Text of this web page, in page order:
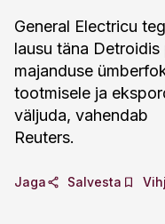
General Electricu
lausu täna
majanduse
tootmisele ja
väljuda, vahendab
Reuters.
Jaga Salvesta